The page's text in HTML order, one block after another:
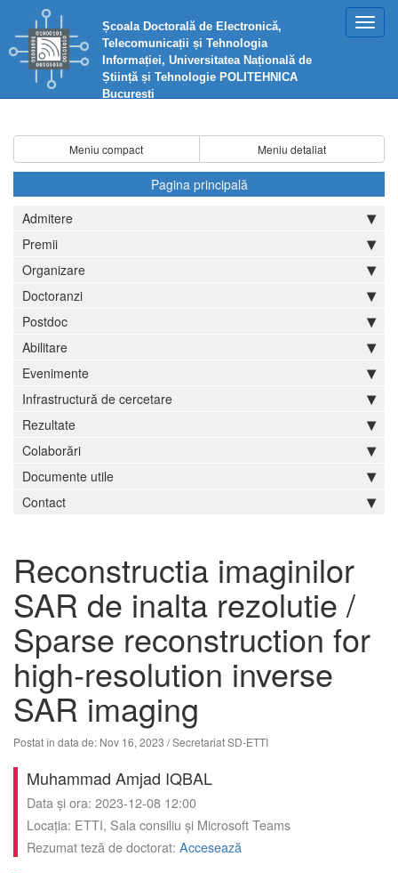
Școala Doctorală de Electronică,
Telecomunicații și Tehnologia
Informației, Universitatea Națională de
Știință și Tehnologie POLITEHNICA
București
Meniu compact Meniu detaliat
Pagina principală
Admitere
Premii
Organizare
Doctoranzi
Postdoc
Abilitare
Evenimente
Infrastructură de cercetare
Rezultate
Colaborări
Documente utile
Contact
Reconstructia imaginilor
SAR de inalta rezolutie /
Sparse reconstruction for
high-resolution inverse
SAR imaging
Postat în data de: Nov 16, 2023 / Secretariat SD-ETTI
Muhammad Amjad IQBAL
Data și ora: 2023-12-08 12:00
Locația: ETTI, Sala consiliu și Microsoft Teams
Rezumat teză de doctorat: Accesează